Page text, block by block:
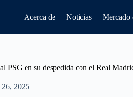
Acerca de Noticias Mercado
PSG en su despedida con el Real
26, 2025